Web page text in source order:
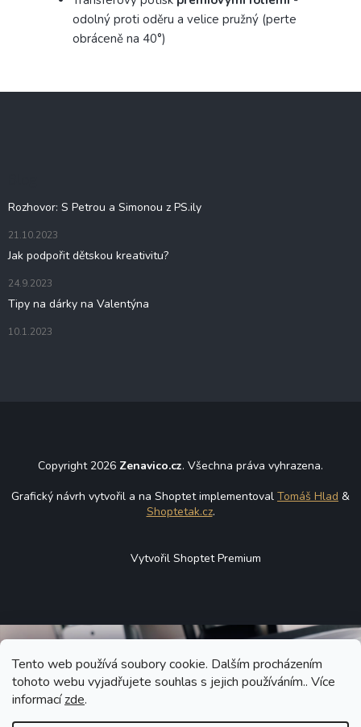
Tento web používá soubory cookie. Dalším procházením
tohoto webu vyjadřujete souhlas s jejich používáním.. Více
informacízde.
odolný proti oděru a velice pružný (perte
obráceně na 40°)
Rozhovor: S Petrou a Simonou z PS.ily
21.10.2023
Jak podpořit dětskou kreativitu?
24.9.2023
Tipy na dárky na Valentýna
10.1.2023
Copyright 2026 Zenavico.cz. Všechna práva vyhrazena.
Grafický návrh vytvořil a na Shoptet implementoval Tomáš Hlad &
Shoptetak.cz.
Vytvořil Shoptet Premium